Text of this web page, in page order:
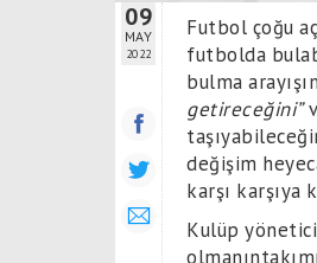
09
MAY
2022
Futbol çoğu
futbolda
bulma
getireceğini”
değişim
karşı karşıya
Kulüp